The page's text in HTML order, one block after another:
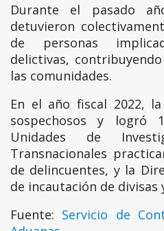
Durante el pasado
detuvieron
de personas
delictivas,
las comunidades.
En el año fiscal 2022,
sospechosos y logró
Unidades de
Transnacionales
de delincuentes, y la
de incautación de divisas
Fuente: Servicio de